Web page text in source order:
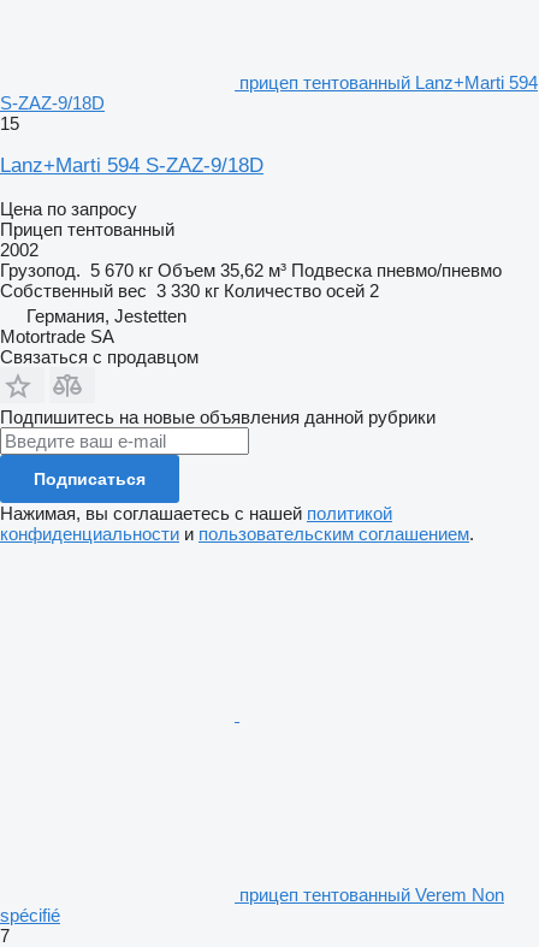
прицеп тентованный Lanz+Marti 594
S-ZAZ-9/18D
15
Lanz+Marti 594 S-ZAZ-9/18D
Цена по запросу
Прицеп тентованный
2002
Грузопод. 5 670 кг Объем 35,62 м³ Подвеска пневмо/пневмо
Собственный вес 3 330 кг Количество осей 2
Германия, Jestetten
Motortrade SA
Связаться с продавцом
Подпишитесь на новые объявления данной рубрики
Подписаться
Нажимая, вы соглашаетесь с нашей политикой
конфиденциальности и пользовательским соглашением.
прицеп тентованный Verem Non
spécifié
7